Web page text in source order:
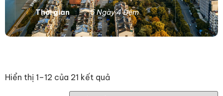
Thời gian 5 Ngày 4 Đêm
Hiển thị 1–12 của 21 kết quả